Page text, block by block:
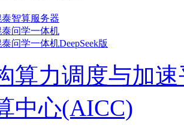
智算服务器
问学一体机
问学一体机DeepSeek版
算力调度与加
中心(AICC)